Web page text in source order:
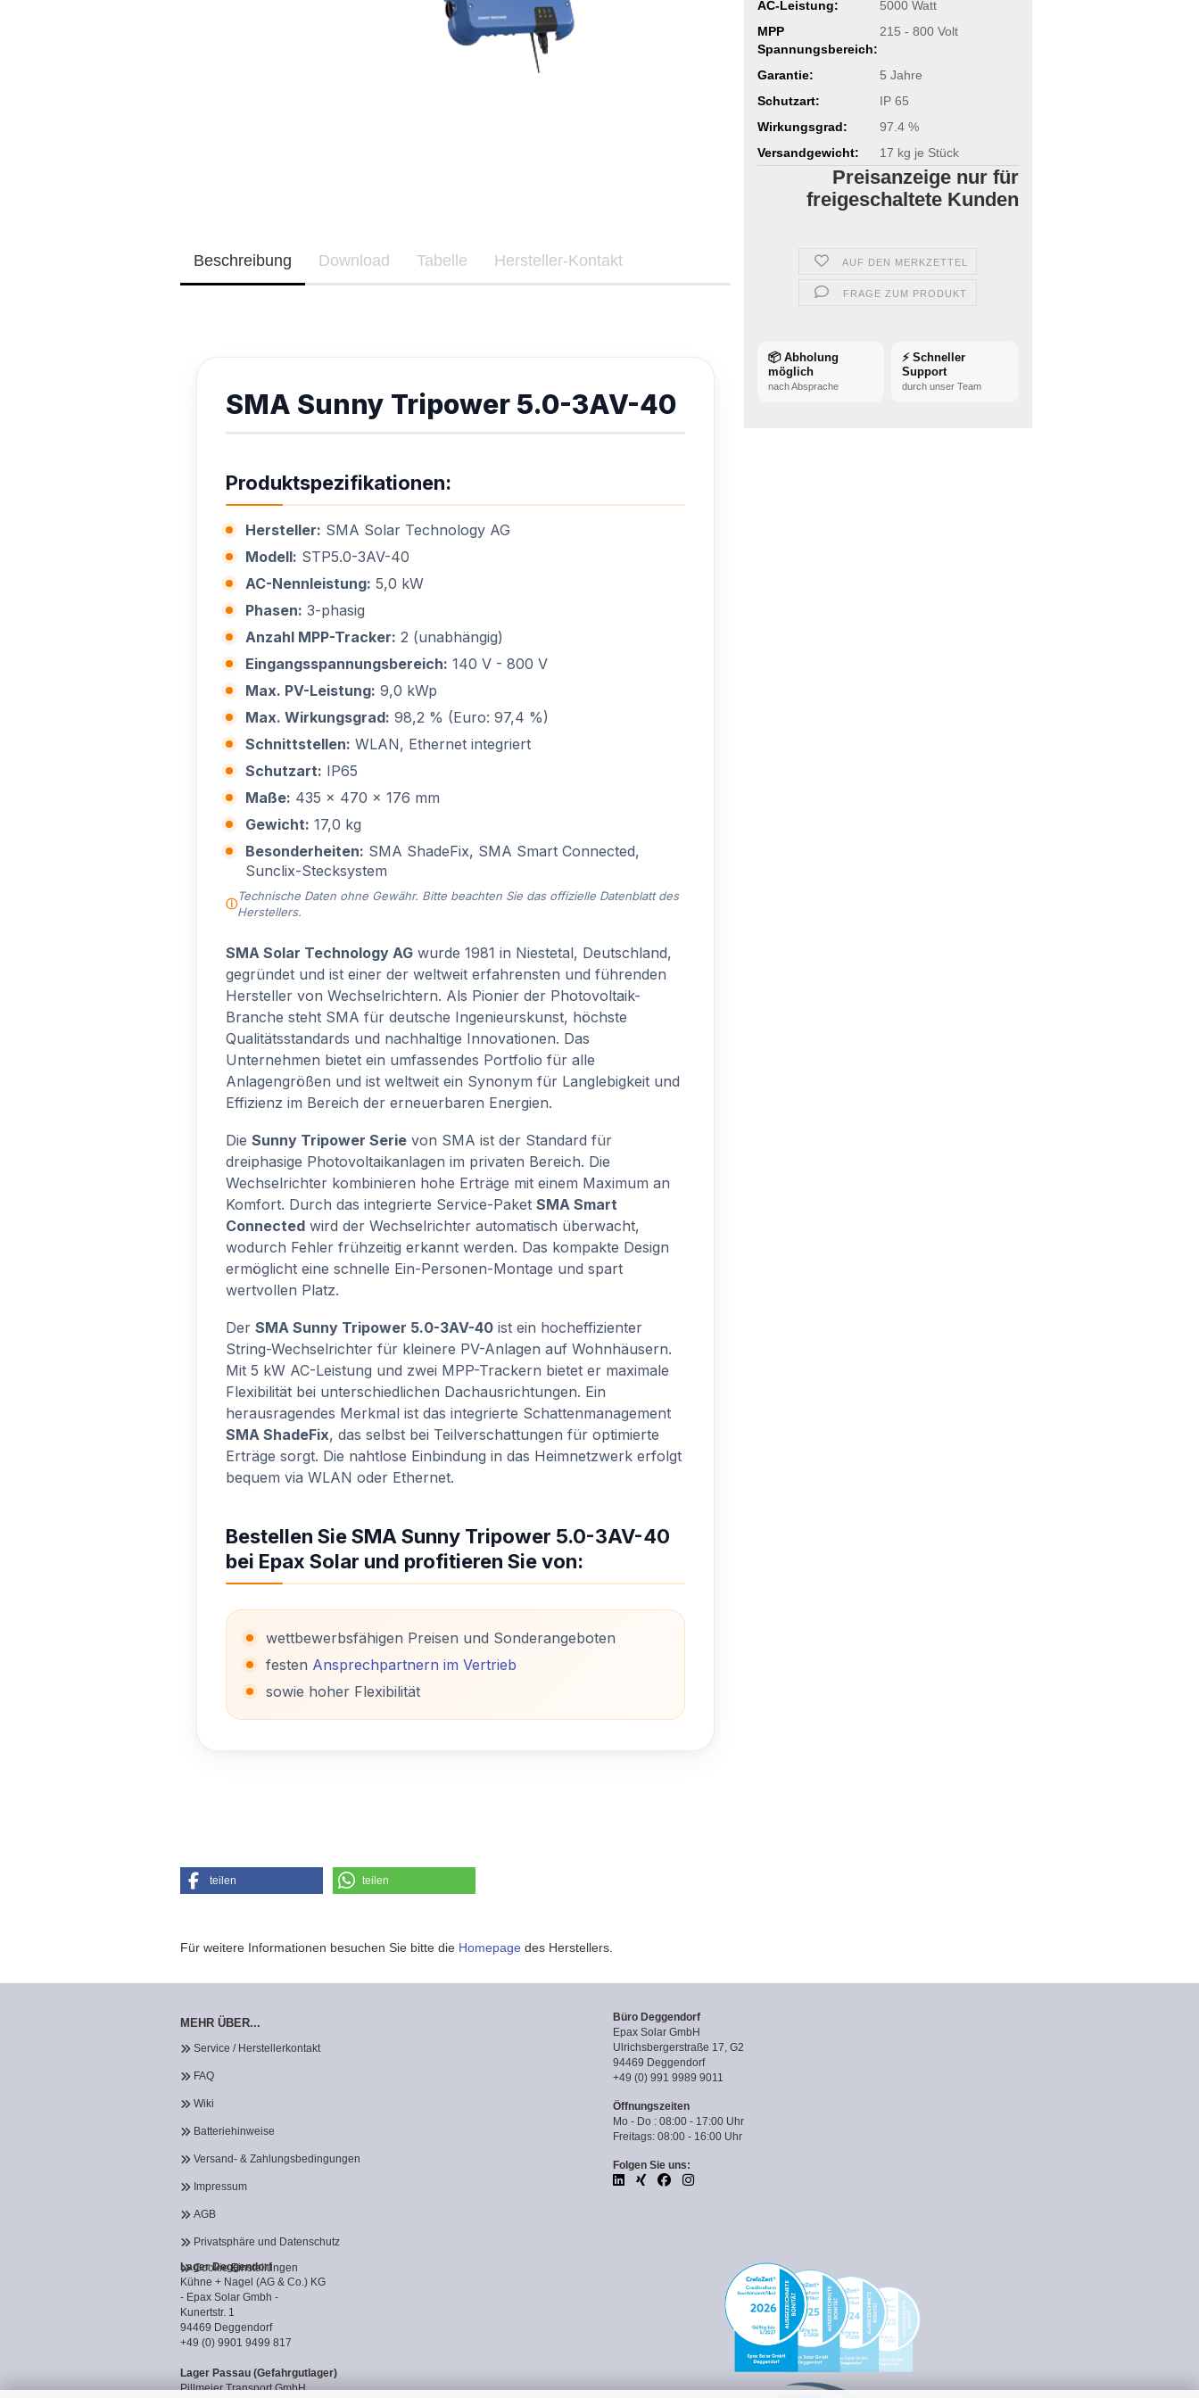
AC-Leistung:
5000 Watt
MPP
Spannungsbereich:
215 - 800 Volt
Garantie:
5 Jahre
Schutzart:
IP 65
Wirkungsgrad:
97.4 %
Versandgewicht:
17 kg je Stück
Preisanzeige nur für
freigeschaltete Kunden
AUF DEN MERKZETTEL
FRAGE ZUM PRODUKT
📦 Abholung
möglich
nach Absprache
⚡ Schneller
Support
durch unser Team
Beschreibung Download Tabelle Hersteller-Kontakt
SMA Sunny Tripower 5.0-3AV-40
Produktspezifikationen:
Hersteller: SMA Solar Technology AG
Modell: STP5.0-3AV-40
AC-Nennleistung: 5,0 kW
Phasen: 3-phasig
Anzahl MPP-Tracker: 2 (unabhängig)
Eingangsspannungsbereich: 140 V - 800 V
Max. PV-Leistung: 9,0 kWp
Max. Wirkungsgrad: 98,2 % (Euro: 97,4 %)
Schnittstellen: WLAN, Ethernet integriert
Schutzart: IP65
Maße: 435 x 470 x 176 mm
Gewicht: 17,0 kg
Besonderheiten: SMA ShadeFix, SMA Smart Connected,
Sunclix-Stecksystem
Technische Daten ohne Gewähr. Bitte beachten Sie das offizielle Datenblatt des
Herstellers.
SMA Solar Technology AG wurde 1981 in Niestetal, Deutschland,
gegründet und ist einer der weltweit erfahrensten und führenden
Hersteller von Wechselrichtern. Als Pionier der Photovoltaik-
Branche steht SMA für deutsche Ingenieurskunst, höchste
Qualitätsstandards und nachhaltige Innovationen. Das
Unternehmen bietet ein umfassendes Portfolio für alle
Anlagengrößen und ist weltweit ein Synonym für Langlebigkeit und
Effizienz im Bereich der erneuerbaren Energien.
Die Sunny Tripower Serie von SMA ist der Standard für
dreiphasige Photovoltaikanlagen im privaten Bereich. Die
Wechselrichter kombinieren hohe Erträge mit einem Maximum an
Komfort. Durch das integrierte Service-Paket SMA Smart
Connected wird der Wechselrichter automatisch überwacht,
wodurch Fehler frühzeitig erkannt werden. Das kompakte Design
ermöglicht eine schnelle Ein-Personen-Montage und spart
wertvollen Platz.
Der SMA Sunny Tripower 5.0-3AV-40 ist ein hocheffizienter
String-Wechselrichter für kleinere PV-Anlagen auf Wohnhäusern.
Mit 5 kW AC-Leistung und zwei MPP-Trackern bietet er maximale
Flexibilität bei unterschiedlichen Dachausrichtungen. Ein
herausragendes Merkmal ist das integrierte Schattenmanagement
SMA ShadeFix, das selbst bei Teilverschattungen für optimierte
Erträge sorgt. Die nahtlose Einbindung in das Heimnetzwerk erfolgt
bequem via WLAN oder Ethernet.
Bestellen Sie SMA Sunny Tripower 5.0-3AV-40
bei Epax Solar und profitieren Sie von:
wettbewerbsfähigen Preisen und Sonderangeboten
festen Ansprechpartnern im Vertrieb
sowie hoher Flexibilität
teilen teilen
Für weitere Informationen besuchen Sie bitte die Homepage des Herstellers.
MEHR ÜBER...
Service / Herstellerkontakt
FAQ
Wiki
Batteriehinweise
Versand- & Zahlungsbedingungen
Impressum
AGB
Privatsphäre und Datenschutz
Cookie Einstellungen
Büro Deggendorf
Epax Solar GmbH
Ulrichsbergerstraße 17, G2
94469 Deggendorf
+49 (0) 991 9989 9011
Öffnungszeiten
Mo - Do : 08:00 - 17:00 Uhr
Freitags: 08:00 - 16:00 Uhr
Folgen Sie uns:
Lager Deggendorf
Kühne + Nagel (AG & Co.) KG
- Epax Solar Gmbh -
Kunertstr. 1
94469 Deggendorf
+49 (0) 9901 9499 817
Lager Passau (Gefahrgutlager)
Pillmeier Transport GmbH